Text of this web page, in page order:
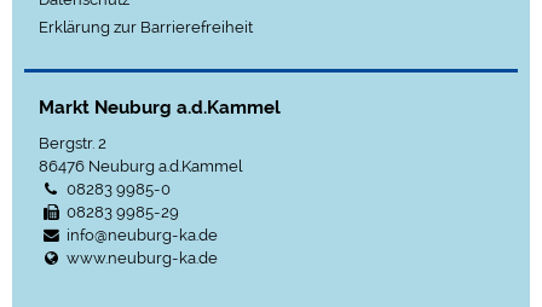
Erklärung zur Barrierefreiheit
Markt Neuburg a.d.Kammel
Bergstr. 2
86476 Neuburg a.d.Kammel
08283 9985-0
08283 9985-29
info@neuburg-ka.de
www.neuburg-ka.de